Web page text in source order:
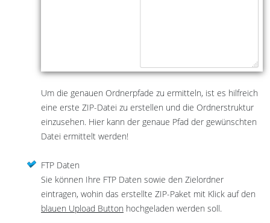
Um die genauen Ordnerpfade zu ermitteln, ist es hilfreich
eine erste ZIP-Datei zu erstellen und die Ordnerstruktur
einzusehen. Hier kann der genaue Pfad der gewünschten
Datei ermittelt werden!
FTP Daten
Sie können Ihre FTP Daten sowie den Zielordner
eintragen, wohin das erstellte ZIP-Paket mit Klick auf den
blauen Upload Button hochgeladen werden soll.